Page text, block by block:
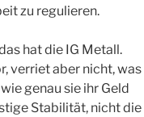
zu regulieren.
hat die IG Metall.
verriet aber nicht, was
genau sie ihr Geld
Stabilität, nicht die